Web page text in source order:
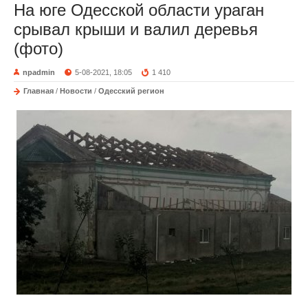
На юге Одесской области ураган
срывал крыши и валил деревья
(фото)
npadmin 5-08-2021, 18:05 1 410
Главная / Новости / Одесский регион